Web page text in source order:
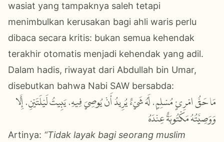
wasiat yang tampaknya saleh tetapi
menimbulkan kerusakan bagi ahli waris perlu
dibaca secara kritis: bukan semua kehendak
terakhir otomatis menjadi kehendak yang adil.
Dalam hadis, riwayat dari Abdullah bin Umar,
disebutkan bahwa Nabi SAW bersabda:
مَا حَقُّ امْرِئٍ مُسْلِمٍ، لَهُ شَيْءٌ يُرِيدُ أَنْ يُوصِيَ فِيهِ، يَبِيتُ لَيْلَتَيْنِ، إِلَّا
وَوَصِيَّتُهُ مَكْتُوبَةٌ عِنْدَهُ
Artinya: “Tidak layak bagi seorang muslim